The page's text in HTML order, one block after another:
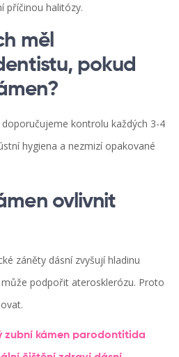
příčinou halitózy.
měl
pokud
kontrolu každých 3-4
hygiena a nezmizí opakované
ovlivnit
záněty dásní zvyšují hladinu
podpořit aterosklerózu. Proto
zubní kámen parodontitida